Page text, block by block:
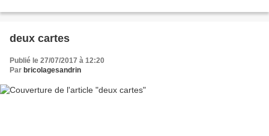
deux cartes
Publié le 27/07/2017 à 12:20
Par bricolagesandrin